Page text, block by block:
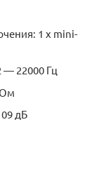
1 x mini-
— 22000 Гц
дБ